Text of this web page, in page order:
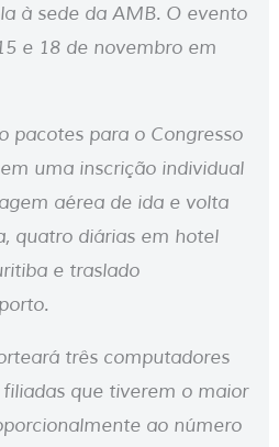
à sede da AMB. O evento
e 18 de novembro em
pacotes para o Congresso
uma inscrição individual
aérea de ida e volta
quatro diárias em hotel
e traslado
três computadores
que tiverem o maior
ao número